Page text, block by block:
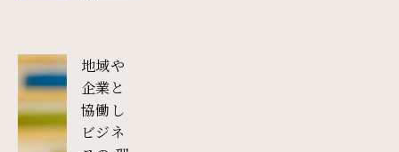
地域や
企業と
協働し
ビジネ